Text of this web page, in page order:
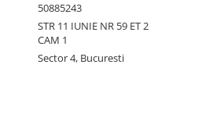
50885243
STR 11 IUNIE NR 59 ET 2
CAM 1
Sector 4, Bucuresti